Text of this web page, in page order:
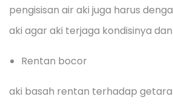
pengisisan air aki juga harus
aki agar aki terjaga kondisinya
Rentan bocor
aki basah rentan terhadap